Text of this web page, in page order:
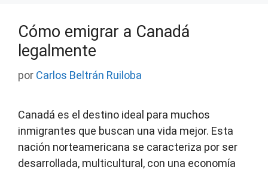
Cómo emigrar a Canadá
legalmente
por Carlos Beltrán Ruiloba
Canadá es el destino ideal para muchos
inmigrantes que buscan una vida mejor. Esta
nación norteamericana se caracteriza por ser
desarrollada, multicultural, con una economía